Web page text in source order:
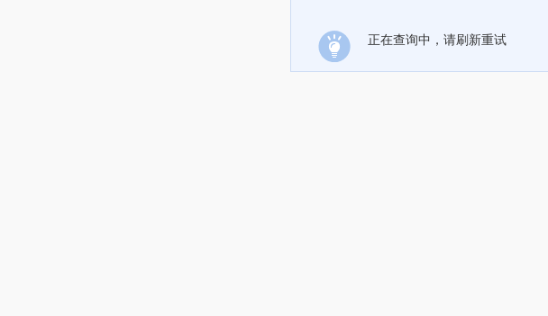
正在查询中，请刷新重试